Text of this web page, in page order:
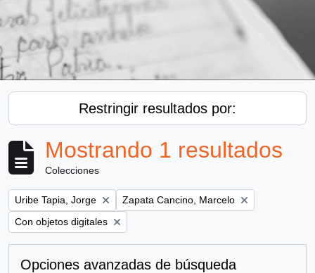
Restringir resultados por:
Mostrando 1 resultados
Colecciones
Remove filter:
Uribe Tapia, Jorge Remove filter:
Zapata Cancino, Marcelo
Remove filter:
Con objetos digitales
Opciones avanzadas de búsqueda